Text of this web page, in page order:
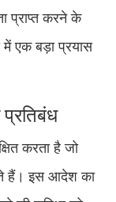
प्राप्त करने के
में एक बड़ा प्रयास
करता है जो
हैं। इस आदेश का